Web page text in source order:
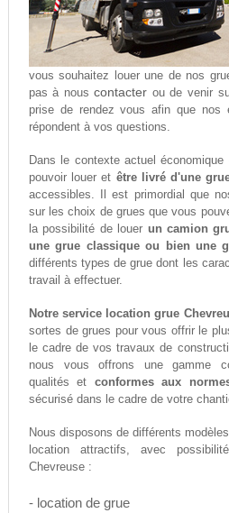
vous souhaitez louer une de nos
pas à nouscontacter ou de venir
prise de rendez vous afin que nos
répondent à vos questions.
Dans le contexte actuel
pouvoir louer et être livré d'une
accessibles. Il est primordial que
sur les choix de grues que vous
la possibilité de louer un camion
une grue classique ou bien une
différents types de grue dont les
travail à effectuer.
Notre service location grue
sortes de grues pour vous offrir le
le cadre de vos travaux de
nous vous offrons une gamme
qualités et conformes aux
sécurisé dans le cadre de votre
Nous disposons de différents
location attractifs, avec
Chevreuse :
- location de grue